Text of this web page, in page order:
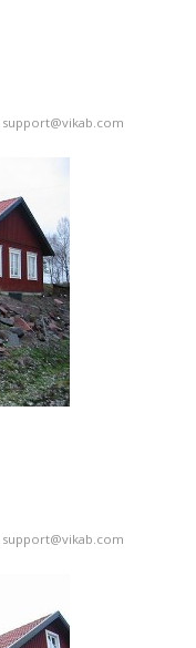
support@vikab.com
support@vikab.com